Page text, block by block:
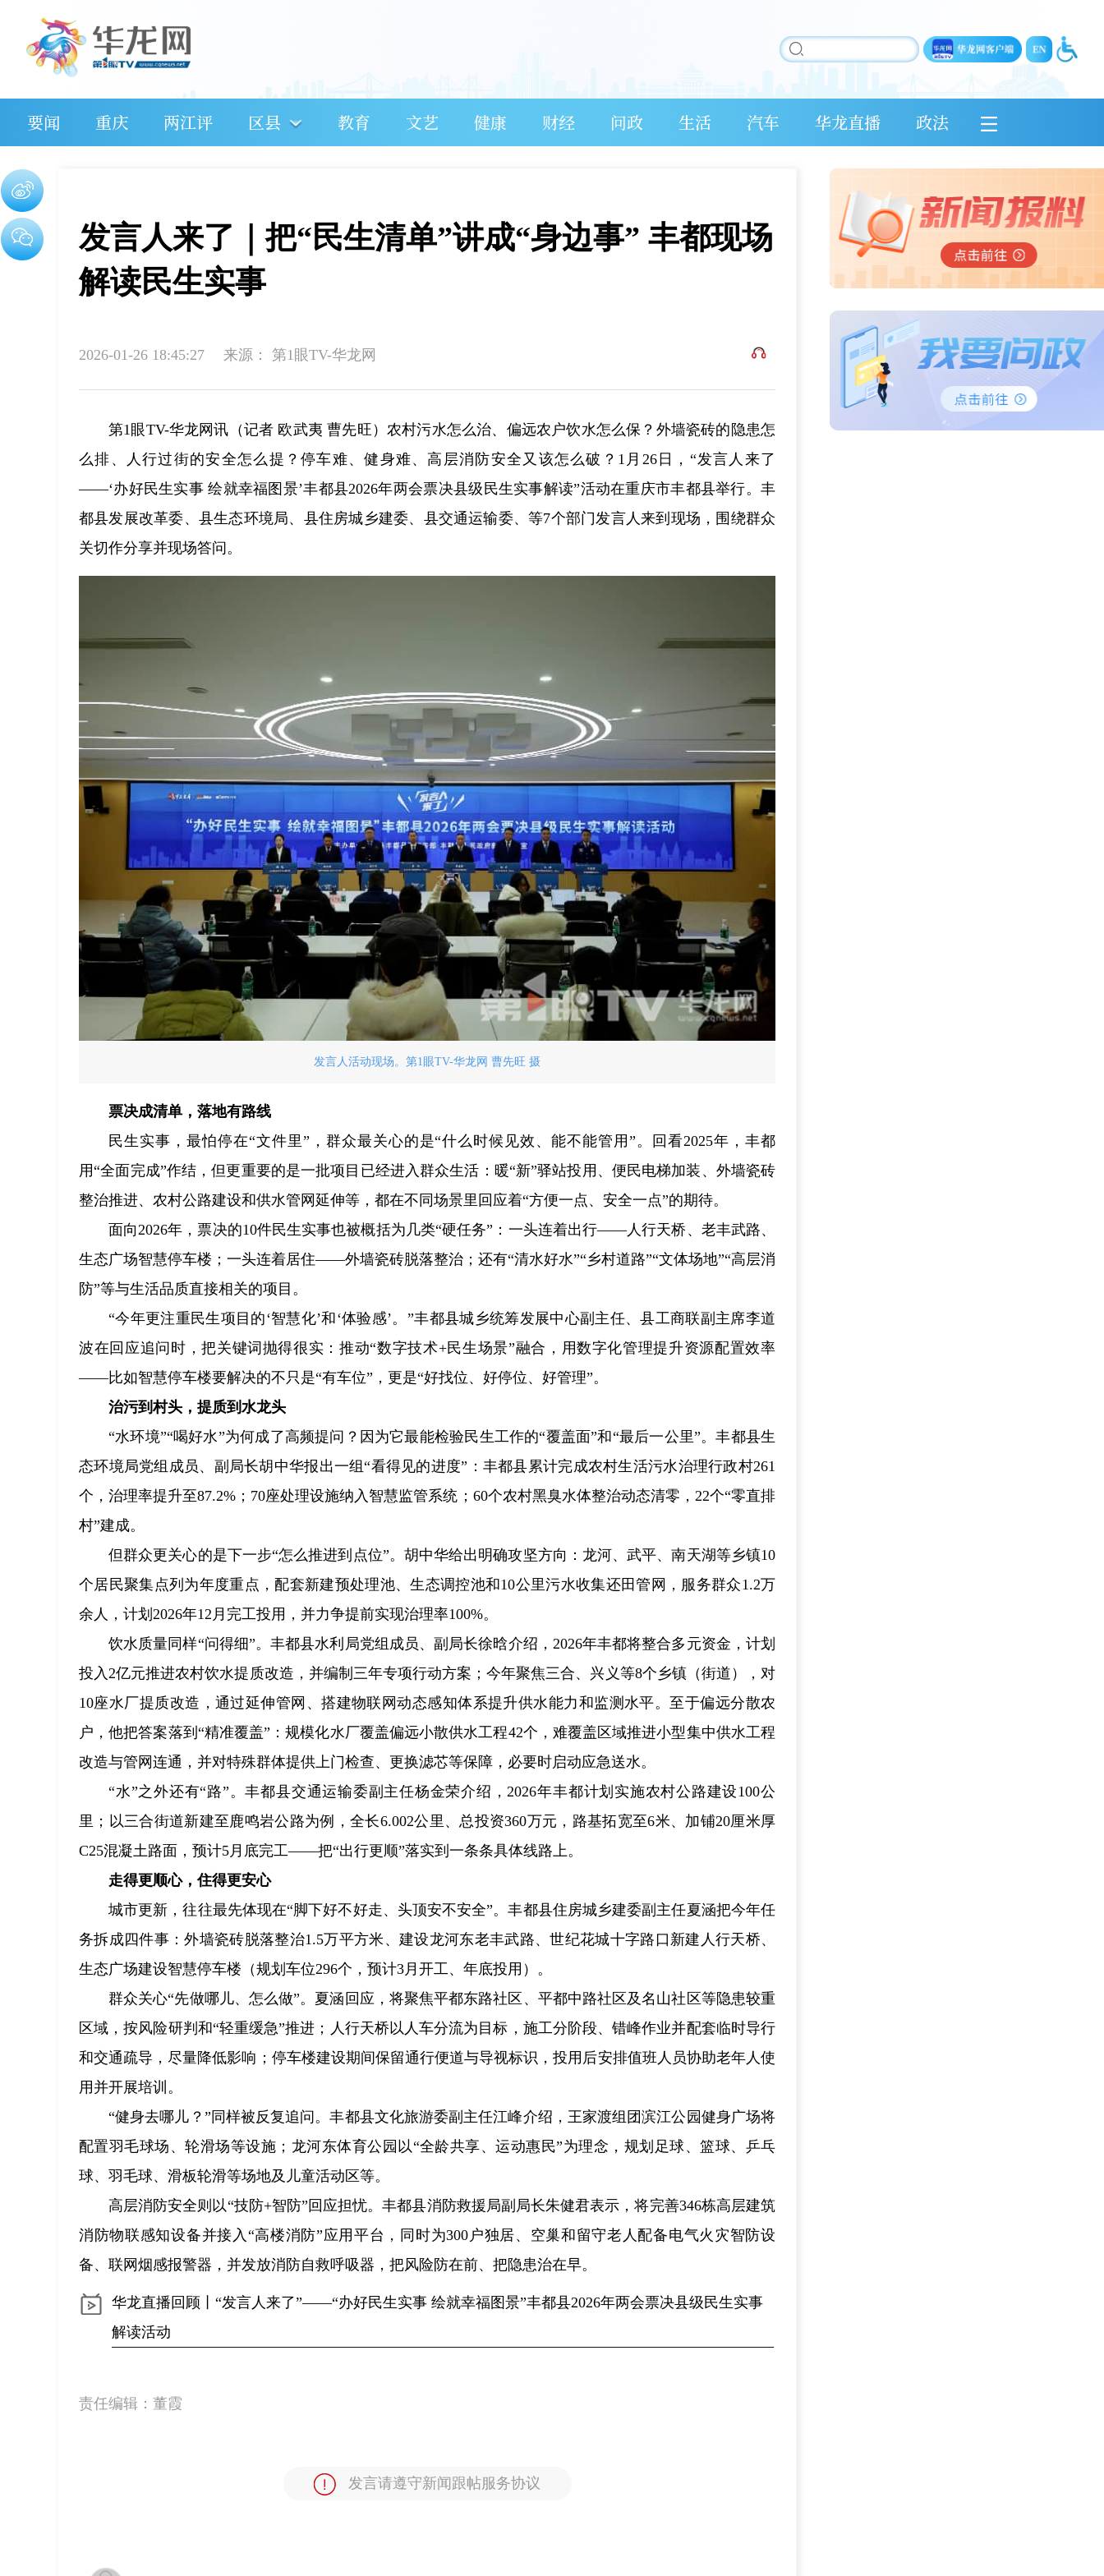
要闻 重庆 两江评 区县 教育 文艺 健康 财经 问政 生活 汽车 华龙直播 政法
发言人来了｜把“民生清单”讲成“身边事” 丰都现场
解读民生实事
2026-01-26 18:45:27 来源： 第1眼TV-华龙网
第1眼TV-华龙网讯（记者 欧武夷 曹先旺）农村污水怎么治、偏远农户饮水怎么保？外墙瓷砖的隐患怎
么排、人行过街的安全怎么提？停车难、健身难、高层消防安全又该怎么破？1月26日，“发言人来了
——‘办好民生实事 绘就幸福图景’丰都县2026年两会票决县级民生实事解读”活动在重庆市丰都县举行。丰
都县发展改革委、县生态环境局、县住房城乡建委、县交通运输委、等7个部门发言人来到现场，围绕群众
关切作分享并现场答问。
发言人活动现场。第1眼TV-华龙网 曹先旺 摄
票决成清单，落地有路线
民生实事，最怕停在“文件里”，群众最关心的是“什么时候见效、能不能管用”。回看2025年，丰都
用“全面完成”作结，但更重要的是一批项目已经进入群众生活：暖“新”驿站投用、便民电梯加装、外墙瓷砖
整治推进、农村公路建设和供水管网延伸等，都在不同场景里回应着“方便一点、安全一点”的期待。
面向2026年，票决的10件民生实事也被概括为几类“硬任务”：一头连着出行——人行天桥、老丰武路、
生态广场智慧停车楼；一头连着居住——外墙瓷砖脱落整治；还有“清水好水”“乡村道路”“文体场地”“高层消
防”等与生活品质直接相关的项目。
“今年更注重民生项目的‘智慧化’和‘体验感’。”丰都县城乡统筹发展中心副主任、县工商联副主席李道
波在回应追问时，把关键词抛得很实：推动“数字技术+民生场景”融合，用数字化管理提升资源配置效率
——比如智慧停车楼要解决的不只是“有车位”，更是“好找位、好停位、好管理”。
治污到村头，提质到水龙头
“水环境”“喝好水”为何成了高频提问？因为它最能检验民生工作的“覆盖面”和“最后一公里”。丰都县生
态环境局党组成员、副局长胡中华报出一组“看得见的进度”：丰都县累计完成农村生活污水治理行政村261
个，治理率提升至87.2%；70座处理设施纳入智慧监管系统；60个农村黑臭水体整治动态清零，22个“零直排
村”建成。
但群众更关心的是下一步“怎么推进到点位”。胡中华给出明确攻坚方向：龙河、武平、南天湖等乡镇10
个居民聚集点列为年度重点，配套新建预处理池、生态调控池和10公里污水收集还田管网，服务群众1.2万
余人，计划2026年12月完工投用，并力争提前实现治理率100%。
饮水质量同样“问得细”。丰都县水利局党组成员、副局长徐晗介绍，2026年丰都将整合多元资金，计划
投入2亿元推进农村饮水提质改造，并编制三年专项行动方案；今年聚焦三合、兴义等8个乡镇（街道），对
10座水厂提质改造，通过延伸管网、搭建物联网动态感知体系提升供水能力和监测水平。至于偏远分散农
户，他把答案落到“精准覆盖”：规模化水厂覆盖偏远小散供水工程42个，难覆盖区域推进小型集中供水工程
改造与管网连通，并对特殊群体提供上门检查、更换滤芯等保障，必要时启动应急送水。
“水”之外还有“路”。丰都县交通运输委副主任杨金荣介绍，2026年丰都计划实施农村公路建设100公
里；以三合街道新建至鹿鸣岩公路为例，全长6.002公里、总投资360万元，路基拓宽至6米、加铺20厘米厚
C25混凝土路面，预计5月底完工——把“出行更顺”落实到一条条具体线路上。
走得更顺心，住得更安心
城市更新，往往最先体现在“脚下好不好走、头顶安不安全”。丰都县住房城乡建委副主任夏涵把今年任
务拆成四件事：外墙瓷砖脱落整治1.5万平方米、建设龙河东老丰武路、世纪花城十字路口新建人行天桥、
生态广场建设智慧停车楼（规划车位296个，预计3月开工、年底投用）。
群众关心“先做哪儿、怎么做”。夏涵回应，将聚焦平都东路社区、平都中路社区及名山社区等隐患较重
区域，按风险研判和“轻重缓急”推进；人行天桥以人车分流为目标，施工分阶段、错峰作业并配套临时导行
和交通疏导，尽量降低影响；停车楼建设期间保留通行便道与导视标识，投用后安排值班人员协助老年人使
用并开展培训。
“健身去哪儿？”同样被反复追问。丰都县文化旅游委副主任江峰介绍，王家渡组团滨江公园健身广场将
配置羽毛球场、轮滑场等设施；龙河东体育公园以“全龄共享、运动惠民”为理念，规划足球、篮球、乒乓
球、羽毛球、滑板轮滑等场地及儿童活动区等。
高层消防安全则以“技防+智防”回应担忧。丰都县消防救援局副局长朱健君表示，将完善346栋高层建筑
消防物联感知设备并接入“高楼消防”应用平台，同时为300户独居、空巢和留守老人配备电气火灾智防设
备、联网烟感报警器，并发放消防自救呼吸器，把风险防在前、把隐患治在早。
华龙直播回顾丨“发言人来了”——“办好民生实事 绘就幸福图景”丰都县2026年两会票决县级民生实事
解读活动
责任编辑： 董霞
发言请遵守新闻跟帖服务协议